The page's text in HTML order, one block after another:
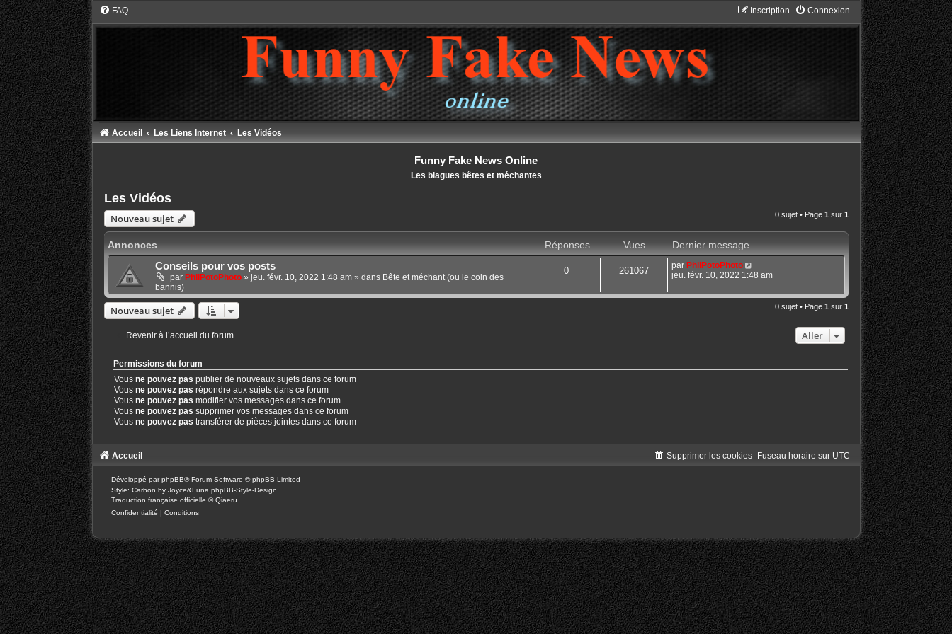
FAQ Connexion
Inscription
Accueil Les Liens Internet Les Vidéos
Funny Fake News Online
Les blagues bêtes et méchantes
Les Vidéos
Nouveau sujet 0 sujet • Page 1 sur 1
Annonces Réponses Vues
Dernier message
Conseils pour vos posts
par PhilPotoPhoto» jeu. févr. 10, 2022 1:48 am» dans Bête et méchant (ou le coin des
bannis)
0 261067 par PhilPotoPhoto
jeu. févr. 10, 2022 1:48 am
Nouveau sujet 0 sujet • Page 1 sur 1
Revenir à l’accueil du forum Aller
Permissions du forum
Vous ne pouvez pas publier de nouveaux sujets dans ce forum
Vous ne pouvez pas répondre aux sujets dans ce forum
Vous ne pouvez pas modifier vos messages dans ce forum
Vous ne pouvez pas supprimer vos messages dans ce forum
Vous ne pouvez pas transférer de pièces jointes dans ce forum
Accueil Fuseau horaire sur UTC
Supprimer les cookies
Développé parphpBB® Forum Software © phpBB Limited
Style: Carbon by Joyce&Luna phpBB-Style-Design
Traduction française officielle ©Qiaeru
Confidentialité
Conditions